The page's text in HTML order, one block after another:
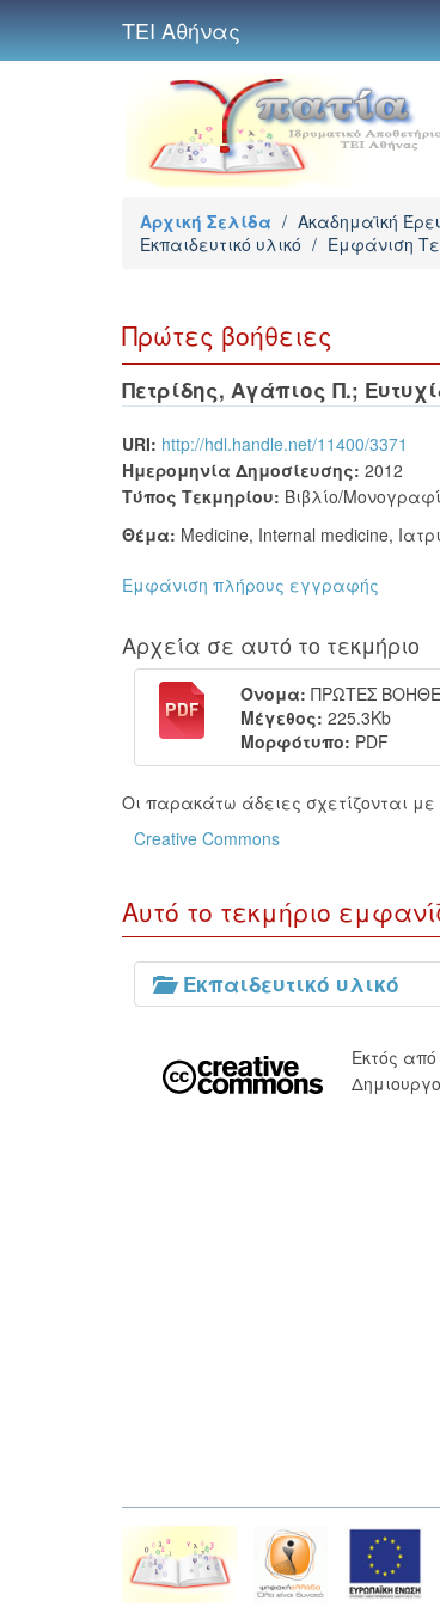
ΤΕΙ Αθήνας
Αρχική Σελίδα / Ακαδημαϊκή
Εκπαιδευτικό υλικό / Εμφάνιση
Πρώτες βοήθειες
Πετρίδης, Αγάπιος Π.;
URI: http://hdl.handle.net/11400/3371
Ημερομηνία Δημοσίευσης: 2012
Τύπος Τεκμηρίου: Βιβλίο/
Θέμα: Medicine, Internal medicine,
Εμφάνιση πλήρους εγγραφής
Αρχεία σε αυτό το τεκμήριο
Όνομα: ΠΡΩΤΕΣ
Μέγεθος: 225.3Kb
Μορφότυπο: PDF
Οι παρακάτω άδειες σχετίζονται με
Creative Commons
Αυτό το τεκμήριο
Εκπαιδευτικό υλικό
Εκτός